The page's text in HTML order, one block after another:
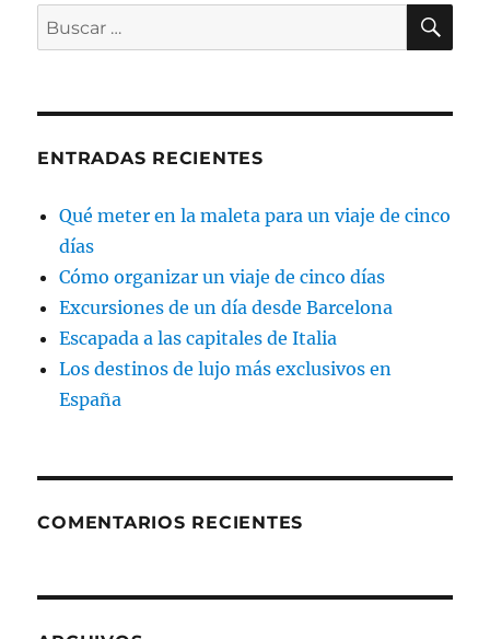
Buscar
por:
ENTRADAS RECIENTES
Qué meter en la maleta para un viaje de cinco
días
Cómo organizar un viaje de cinco días
Excursiones de un día desde Barcelona
Escapada a las capitales de Italia
Los destinos de lujo más exclusivos en
España
COMENTARIOS RECIENTES